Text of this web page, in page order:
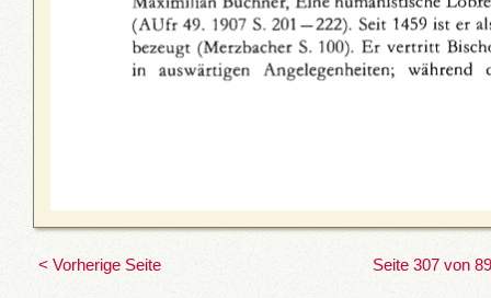
< Vorherige Seite Seite 307 von